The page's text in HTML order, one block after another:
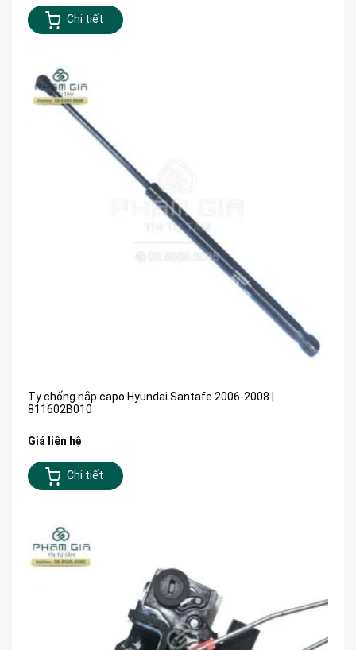
Chi tiết
Ty chống nắp capo Hyundai Santafe 2006-2008 |
811602B010
Giá liên hệ
Chi tiết